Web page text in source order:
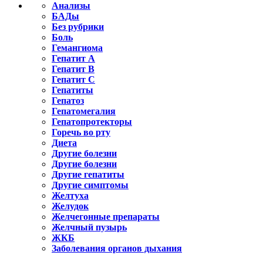
Анализы
БАДы
Без рубрики
Боль
Гемангиома
Гепатит A
Гепатит B
Гепатит C
Гепатиты
Гепатоз
Гепатомегалия
Гепатопротекторы
Горечь во рту
Диета
Другие болезни
Другие болезни
Другие гепатиты
Другие симптомы
Желтуха
Желудок
Желчегонные препараты
Желчный пузырь
ЖКБ
Заболевания органов дыхания